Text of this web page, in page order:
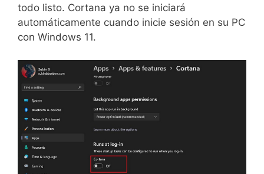
todo listo. Cortana ya no se iniciará
automáticamente cuando inicie sesión en su PC
con Windows 11.